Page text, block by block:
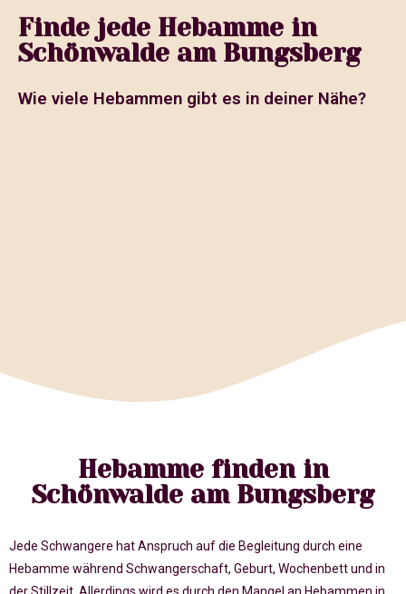
Finde jede Hebamme in
Schönwalde am Bungsberg
Wie viele Hebammen gibt es in deiner Nähe?
Hebamme finden in
Schönwalde am Bungsberg
Jede Schwangere hat Anspruch auf die Begleitung durch eine
Hebamme während Schwangerschaft, Geburt, Wochenbett und in